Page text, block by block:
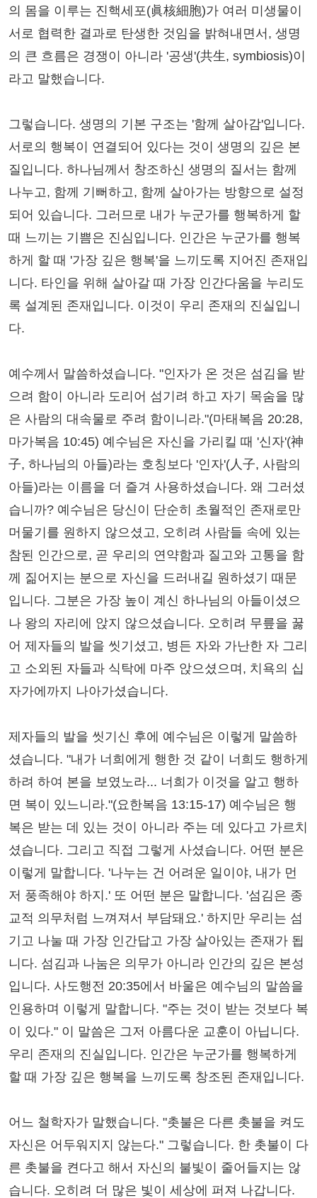
의 몸을 이루는 진핵세포(眞核細胞)가 여러 미생물이
서로 협력한 결과로 탄생한 것임을 밝혀내면서, 생명
의 큰 흐름은 경쟁이 아니라 '공생'(共生, symbiosis)이
라고 말했습니다.
그렇습니다. 생명의 기본 구조는 '함께 살아감'입니다.
서로의 행복이 연결되어 있다는 것이 생명의 깊은 본
질입니다. 하나님께서 창조하신 생명의 질서는 함께
나누고, 함께 기뻐하고, 함께 살아가는 방향으로 설정
되어 있습니다. 그러므로 내가 누군가를 행복하게 할
때 느끼는 기쁨은 진심입니다. 인간은 누군가를 행복
하게 할 때 '가장 깊은 행복'을 느끼도록 지어진 존재입
니다. 타인을 위해 살아갈 때 가장 인간다움을 누리도
록 설계된 존재입니다. 이것이 우리 존재의 진실입니
다.
예수께서 말씀하셨습니다. "인자가 온 것은 섬김을 받
으려 함이 아니라 도리어 섬기려 하고 자기 목숨을 많
은 사람의 대속물로 주려 함이니라."(마태복음 20:28,
마가복음 10:45) 예수님은 자신을 가리킬 때 '신자'(神
子, 하나님의 아들)라는 호칭보다 '인자'(人子, 사람의
아들)라는 이름을 더 즐겨 사용하셨습니다. 왜 그러셨
습니까? 예수님은 당신이 단순히 초월적인 존재로만
머물기를 원하지 않으셨고, 오히려 사람들 속에 있는
참된 인간으로, 곧 우리의 연약함과 질고와 고통을 함
께 짊어지는 분으로 자신을 드러내길 원하셨기 때문
입니다. 그분은 가장 높이 계신 하나님의 아들이셨으
나 왕의 자리에 앉지 않으셨습니다. 오히려 무릎을 꿇
어 제자들의 발을 씻기셨고, 병든 자와 가난한 자 그리
고 소외된 자들과 식탁에 마주 앉으셨으며, 치욕의 십
자가에까지 나아가셨습니다.
제자들의 발을 씻기신 후에 예수님은 이렇게 말씀하
셨습니다. "내가 너희에게 행한 것 같이 너희도 행하게
하려 하여 본을 보였노라... 너희가 이것을 알고 행하
면 복이 있느니라."(요한복음 13:15-17) 예수님은 행
복은 받는 데 있는 것이 아니라 주는 데 있다고 가르치
셨습니다. 그리고 직접 그렇게 사셨습니다. 어떤 분은
이렇게 말합니다. '나누는 건 어려운 일이야, 내가 먼
저 풍족해야 하지.' 또 어떤 분은 말합니다. '섬김은 종
교적 의무처럼 느껴져서 부담돼요.' 하지만 우리는 섬
기고 나눌 때 가장 인간답고 가장 살아있는 존재가 됩
니다. 섬김과 나눔은 의무가 아니라 인간의 깊은 본성
입니다. 사도행전 20:35에서 바울은 예수님의 말씀을
인용하며 이렇게 말합니다. "주는 것이 받는 것보다 복
이 있다." 이 말씀은 그저 아름다운 교훈이 아닙니다.
우리 존재의 진실입니다. 인간은 누군가를 행복하게
할 때 가장 깊은 행복을 느끼도록 창조된 존재입니다.
어느 철학자가 말했습니다. "촛불은 다른 촛불을 켜도
자신은 어두워지지 않는다." 그렇습니다. 한 촛불이 다
른 촛불을 켠다고 해서 자신의 불빛이 줄어들지는 않
습니다. 오히려 더 많은 빛이 세상에 퍼져 나갑니다.